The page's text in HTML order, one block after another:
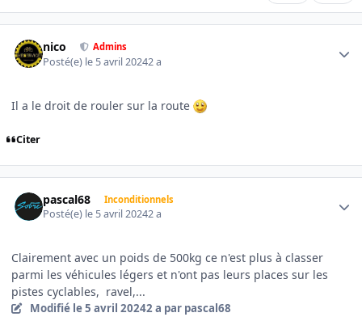
nico Admins
Posté(e) le 5 avril 20242 a
Il a le droit de rouler sur la route
Citer
pascal68 Inconditionnels
Posté(e) le 5 avril 20242 a
Clairement avec un poids de 500kg ce n'est plus à classer
parmi les véhicules légers et n'ont pas leurs places sur les
pistes cyclables, ravel,...
Modifié le 5 avril 20242 a par pascal68